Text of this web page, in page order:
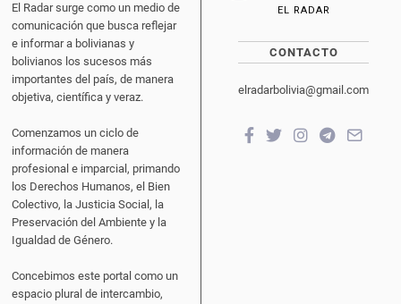
El Radar surge como un medio de
comunicación que busca reflejar
e informar a bolivianas y
bolivianos los sucesos más
importantes del país, de manera
objetiva, científica y veraz.
Comenzamos un ciclo de
información de manera
profesional e imparcial, primando
los Derechos Humanos, el Bien
Colectivo, la Justicia Social, la
Preservación del Ambiente y la
Igualdad de Género.
Concebimos este portal como un
espacio plural de intercambio,
EL RADAR
CONTACTO
elradarbolivia@gmail.com